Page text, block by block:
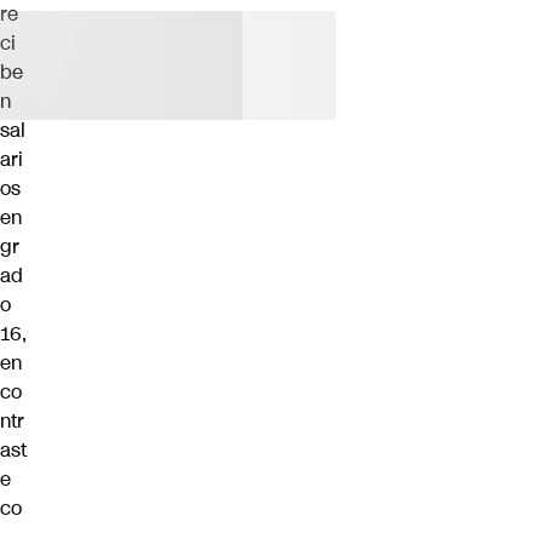
re
ci
be
n
sal
ari
os
en
gr
ad
o
16,
en
co
ntr
ast
e
co